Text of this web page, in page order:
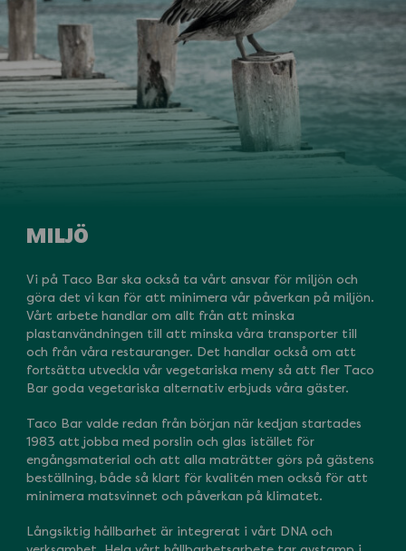
MILJÖ
Vi på Taco Bar ska också ta vårt ansvar för miljön och
göra det vi kan för att minimera vår påverkan på miljön.
Vårt arbete handlar om allt från att minska
plastanvändningen till att minska våra transporter till
och från våra restauranger. Det handlar också om att
fortsätta utveckla vår vegetariska meny så att fler Taco
Bar goda vegetariska alternativ erbjuds våra gäster.
Taco Bar valde redan från början när kedjan startades
1983 att jobba med porslin och glas istället för
engångsmaterial och att alla maträtter görs på gästens
beställning, både så klart för kvalitén men också för att
minimera matsvinnet och påverkan på klimatet.
Långsiktig hållbarhet är integrerat i vårt DNA och